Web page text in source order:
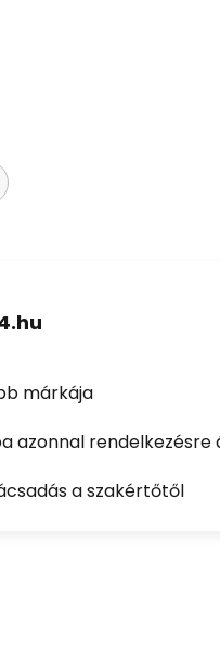
márkája
azonnal rendelkezésre
a szakértőtől